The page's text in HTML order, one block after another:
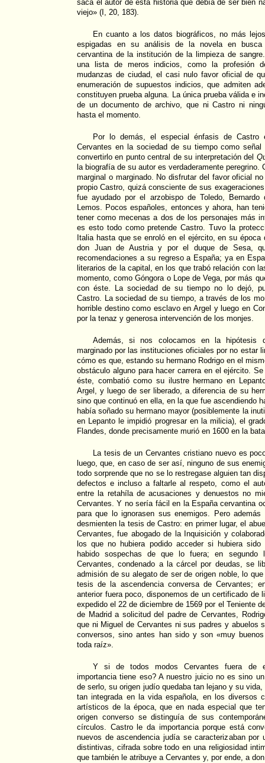
saca el autor de esta historia que debía de ser bien
viejo» (I, 20, 183).
En cuanto a los datos biográficos, no más
espigadas en su análisis de la novela en
cervantina de la institución de la limpieza de
una lista de meros indicios, como la profesión
mudanzas de ciudad, el casi nulo favor oficial de
enumeración de supuestos indicios, que admiten
constituyen prueba alguna. La única prueba válida e
de un documento de archivo, que ni Castro ni
hasta el momento.
Por lo demás, el especial énfasis de Castro
Cervantes en la sociedad de su tiempo como
convertirlo en punto central de su interpretación del
la biografía de su autor es verdaderamente peregrino.
marginal o marginado. No disfrutar del favor oficial
propio Castro, quizá consciente de sus
fue ayudado por el arzobispo de Toledo,
Lemos. Pocos españoles, entonces y ahora, han
tener como mecenas a dos de los personajes más
es esto todo como pretende Castro. Tuvo la
Italia hasta que se enroló en el ejército, en su época
don Juan de Austria y por el duque de Sesa,
recomendaciones a su regreso a España; ya en
literarios de la capital, en los que trabó relación con
momento, como Góngora o Lope de Vega, por más
con éste. La sociedad de su tiempo no lo dejó,
Castro. La sociedad de su tiempo, a través de los
horrible destino como esclavo en Argel y luego en
por la tenaz y generosa intervención de los monjes.
Además, si nos colocamos en la hipótesis
marginado por las instituciones oficiales por no estar
cómo es que, estando su hermano Rodrigo en el
obstáculo alguno para hacer carrera en el ejército.
éste, combatió como su ilustre hermano en
Argel, y luego de ser liberado, a diferencia de su
sino que continuó en ella, en la que fue ascendiendo
había soñado su hermano mayor (posiblemente la
en Lepanto le impidió progresar en la milicia), el
Flandes, donde precisamente murió en 1600 en la
La tesis de un Cervantes cristiano nuevo es
luego, que, en caso de ser así, ninguno de sus
todo sorprende que no se lo restregase alguien tan
defectos e incluso a faltarle al respeto, como el
entre la retahíla de acusaciones y denuestos no
Cervantes. Y no sería fácil en la España cervantina
para que lo ignorasen sus enemigos. Pero
desmienten la tesis de Castro: en primer lugar, el
Cervantes, fue abogado de la Inquisición y
los que no hubiera podido acceder si hubiera
habido sospechas de que lo fuera; en segundo
Cervantes, condenado a la cárcel por deudas, se
admisión de su alegato de ser de origen noble, lo
tesis de la ascendencia conversa de Cervantes;
anterior fuera poco, disponemos de un certificado de
expedido el 22 de diciembre de 1569 por el Teniente
de Madrid a solicitud del padre de Cervantes,
que ni Miguel de Cervantes ni sus padres y abuelos
conversos, sino antes han sido y son «muy
toda raíz».
Y si de todos modos Cervantes fuera de
importancia tiene eso? A nuestro juicio no es sino
de serlo, su origen judío quedaba tan lejano y su
tan integrada en la vida española, en los diversos
artísticos de la época, que en nada especial que
origen converso se distinguía de sus
círculos. Castro le da importancia porque está
nuevos de ascendencia judía se caracterizaban por
distintivas, cifrada sobre todo en una religiosidad
que también le atribuye a Cervantes y, por ende, a